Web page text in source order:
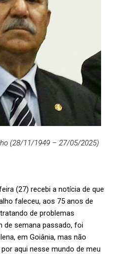
(28/11/1949 – 27/05/2025)
(27) recebi a notícia de que
faleceu, aos 75 anos de
de problemas
de semana passado, foi
em Goiânia, mas não
aqui nesse mundo de meu